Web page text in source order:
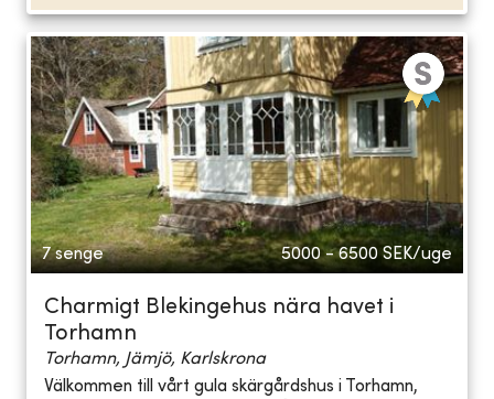
7 senge 5000 - 6500 SEK/uge
Charmigt Blekingehus nära havet i
Torhamn
Torhamn, Jämjö, Karlskrona
Välkommen till vårt gula skärgårdshus i Torhamn,